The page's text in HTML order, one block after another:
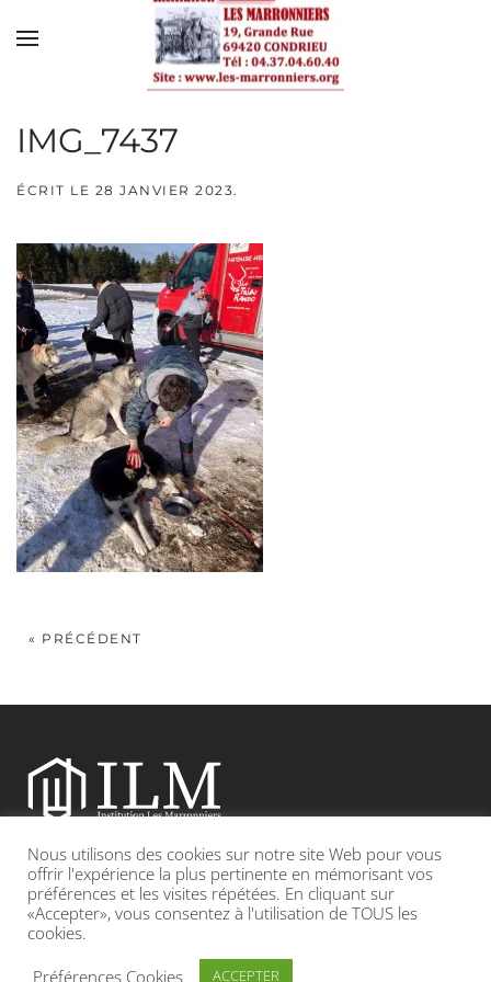
Skip to main content
IMG_7437
ÉCRIT LE 28 JANVIER 2023.
« PRÉCÉDENT
Etablissement catholique sous contrat d’association avec l’Etat
Adresse : 19, Grande rue 69420 CONDRIEU
INFOS LÉGALES POLITIQUE DE CONFIDENTIALITÉ
Nous utilisons des cookies sur notre site Web pour vous
offrir l'expérience la plus pertinente en mémorisant vos
préférences et les visites répétées. En cliquant sur
«Accepter», vous consentez à l'utilisation de TOUS les
cookies.
Préférences Cookies
ACCEPTER